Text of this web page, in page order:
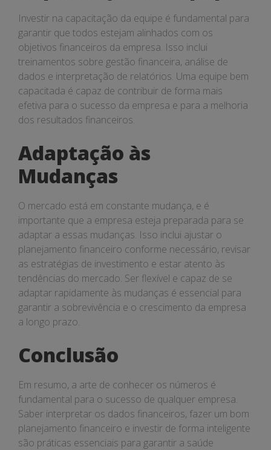
Investir na capacitação da equipe é fundamental para
garantir que todos estejam alinhados com os
objetivos financeiros da empresa. Isso inclui
treinamentos sobre gestão financeira, análise de
dados e interpretação de relatórios. Uma equipe bem
capacitada é capaz de contribuir de forma mais
efetiva para o sucesso da empresa e para a melhoria
dos resultados financeiros.
Adaptação às
Mudanças
O mercado está em constante mudança, e é
importante que a empresa esteja preparada para se
adaptar a essas mudanças. Isso inclui ajustar o
planejamento financeiro conforme necessário, revisar
as estratégias de investimento e estar atento às
tendências do mercado. Ser flexível e capaz de se
adaptar rapidamente às mudanças é essencial para
garantir a sobrevivência e o crescimento da empresa
a longo prazo.
Conclusão
Em resumo, a arte de conhecer os números é
fundamental para o sucesso de qualquer empresa.
Saber interpretar os dados financeiros, fazer um bom
planejamento financeiro e investir de forma inteligente
são práticas essenciais para garantir a saúde